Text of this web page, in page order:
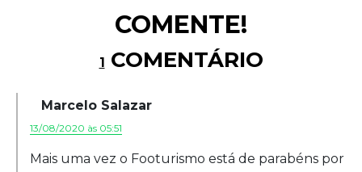
COMENTE!
1 COMENTÁRIO
Marcelo Salazar
13/08/2020 às 05:51
Mais uma vez o Footurismo está de parabéns por